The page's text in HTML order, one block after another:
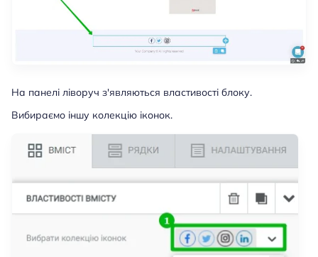
На панелі ліворуч з'являються властивості блоку.
Вибираємо іншу колекцію іконок.